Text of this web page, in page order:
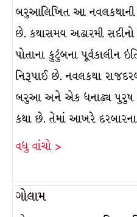
બરુઆલિખિત આ નવલકથાની
છે. કથાસમય અઢારમી સદીનો
પોતાના કુટુંબના પૂર્વકાલીન
નિરૂપાઈ છે. નવલકથા
બરુઆ અને એક ધનાઢ્ય પુરુષ
કથા છે. તેમાં આખરે
વધુ વાંચો >
ગોલામ